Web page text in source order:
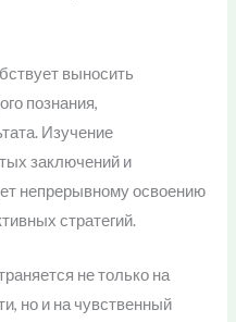
выносить
познания,
Изучение
заключений и
непрерывному освоению
стратегий.
не только на
но и на чувственный